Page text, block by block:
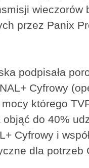
wieczorów
przez Panix
podpisała
Cyfrowy
którego
objąć do 40%
Cyfrowy i
dla potrzeb